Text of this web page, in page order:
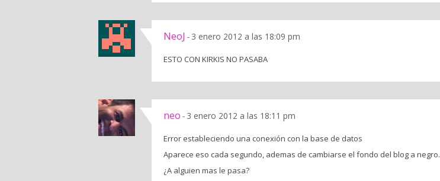
NeoJ - 3 enero 2012 a las 18:09 pm
ESTO CON KIRKIS NO PASABA
neo - 3 enero 2012 a las 18:11 pm
Error estableciendo una conexión con la base de datos
Aparece eso cada segundo, ademas de cambiarse el fondo del blog a negro.
¿A alguien mas le pasa?